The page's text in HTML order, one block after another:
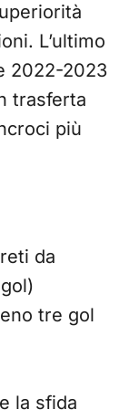
L’ultimo
2022-2023
trasferta
più
da
tre gol
la sfida